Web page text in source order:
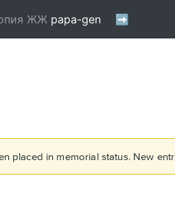
placed in memorial status. New